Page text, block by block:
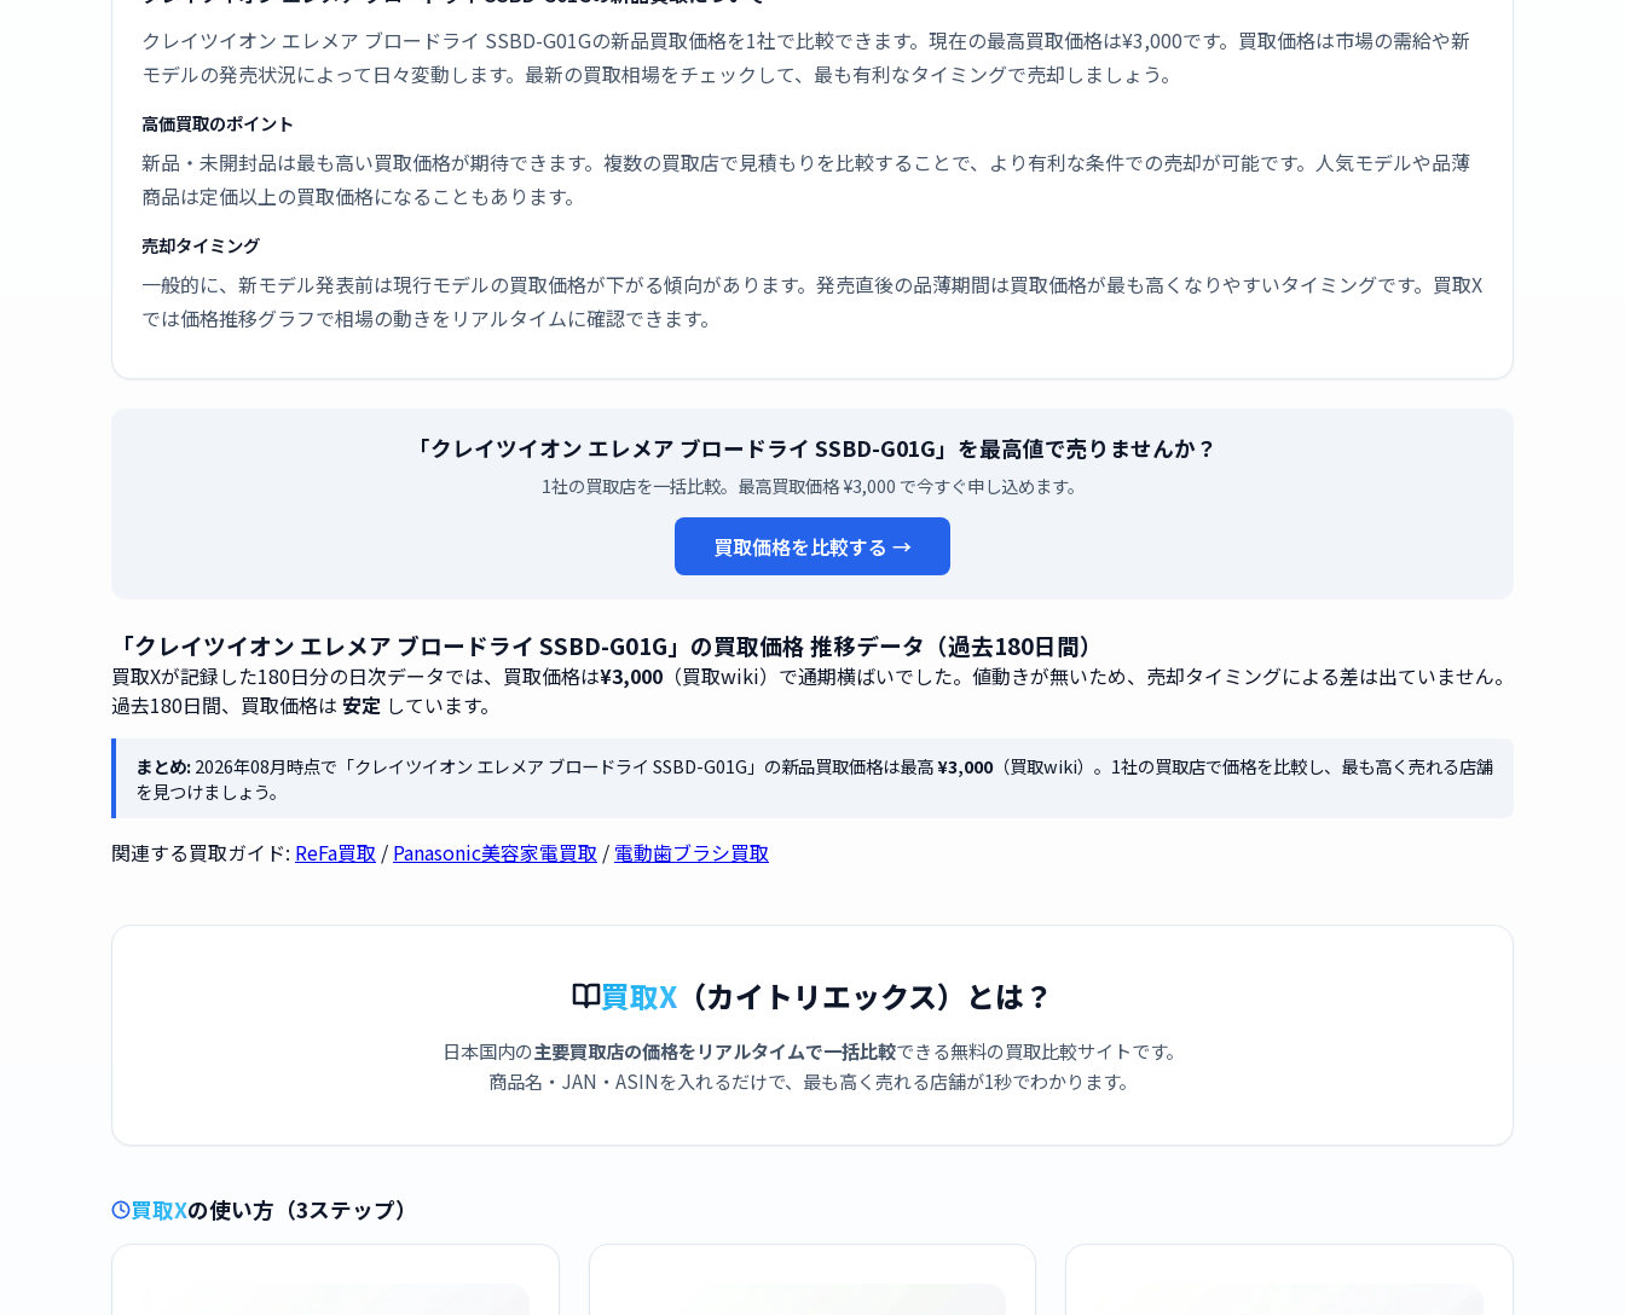
クレイツイオン エレメア ブロードライ SSBD-G01Gの新品買取価格を1社で比較できます。現在の最高買取価格は¥3,000です。買取価格は市場の需給や新
モデルの発売状況によって日々変動します。最新の買取相場をチェックして、最も有利なタイミングで売却しましょう。
高価買取のポイント
新品・未開封品は最も高い買取価格が期待できます。複数の買取店で見積もりを比較することで、より有利な条件での売却が可能です。人気モデルや品薄
商品は定価以上の買取価格になることもあります。
売却タイミング
一般的に、新モデル発表前は現行モデルの買取価格が下がる傾向があります。発売直後の品薄期間は買取価格が最も高くなりやすいタイミングです。買取X
では価格推移グラフで相場の動きをリアルタイムに確認できます。
「クレイツイオン エレメア ブロードライ SSBD-G01G」を最高値で売りませんか？
1社の買取店を一括比較。最高買取価格 ¥3,000 で今すぐ申し込めます。
買取価格を比較する →
「クレイツイオン エレメア ブロードライ SSBD-G01G」の買取価格 推移データ（過去180日間）
買取Xが記録した180日分の日次データでは、買取価格は¥3,000 （買取wiki）で通期横ばいでした。値動きが無いため、売却タイミングによる差は出ていません。
過去180日間、買取価格は 安定 しています。
まとめ:2026年08月時点で「クレイツイオン エレメア ブロードライ SSBD-G01G」の新品買取価格は最高¥3,000（買取wiki）。1社の買取店で価格を比較し、最も高く売れる店舗
を見つけましょう。
関連する買取ガイド: ReFa買取 / Panasonic美容家電買取 / 電動歯ブラシ買取
買取X （カイトリエックス）とは？
日本国内の主要買取店の価格をリアルタイムで一括比較できる無料の買取比較サイトです。
商品名・JAN・ASINを入れるだけで、最も高く売れる店舗が1秒でわかります。
買取Xの使い方（3ステップ）